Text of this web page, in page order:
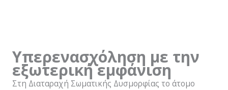
Υπερενασχόληση με την
εξωτερική εμφάνιση
Στη Διαταραχή Σωματικής Δυσμορφίας το άτομο